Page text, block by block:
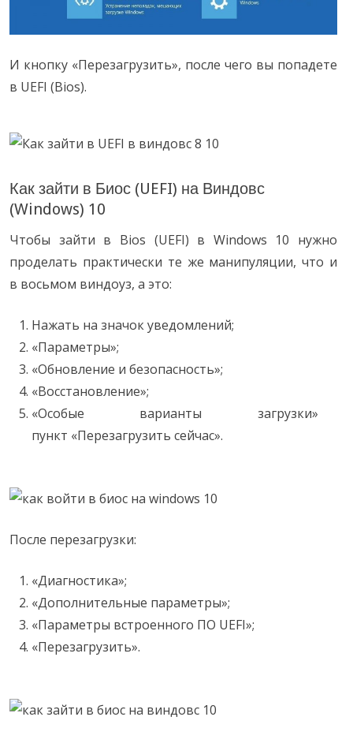
И кнопку «Перезагрузить», после чего вы попадете
в UEFI (Bios).
Как зайти в Биос (UEFI) на Виндовс
(Windows) 10
Чтобы зайти в Bios (UEFI) в Windows 10 нужно
проделать практически те же манипуляции, что и
в восьмом виндоуз, а это:
Нажать на значок уведомлений;
«Параметры»;
«Обновление и безопасность»;
«Восстановление»;
«Особые варианты загрузки»
пункт «Перезагрузить сейчас».
После перезагрузки:
«Диагностика»;
«Дополнительные параметры»;
«Параметры встроенного ПО UEFI»;
«Перезагрузить».